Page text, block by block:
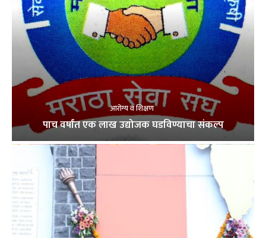
आरोग्य व शिक्षण
पाच वर्षांत एक लाख उद्योजक घडविण्याचा संकल्प